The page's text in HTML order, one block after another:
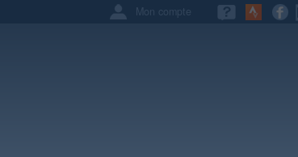
Mon compte